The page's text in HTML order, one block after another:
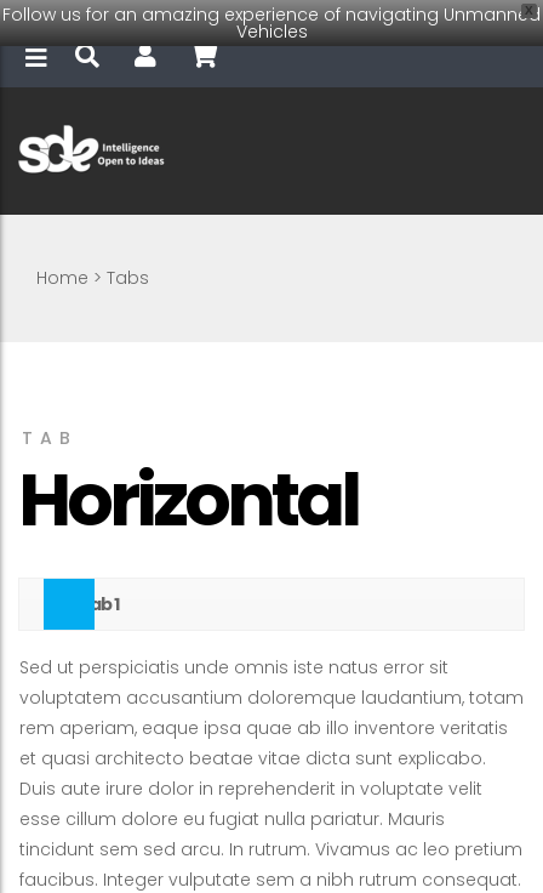
X
Follow us for an amazing experience of navigating Unmanned
Vehicles
Home > Tabs
Horizontal
TAB
Tab 1
Sed ut perspiciatis unde omnis iste natus error sit
voluptatem accusantium doloremque laudantium, totam
rem aperiam, eaque ipsa quae ab illo inventore veritatis
et quasi architecto beatae vitae dicta sunt explicabo.
Duis aute irure dolor in reprehenderit in voluptate velit
esse cillum dolore eu fugiat nulla pariatur. Mauris
tincidunt sem sed arcu. In rutrum. Vivamus ac leo pretium
faucibus. Integer vulputate sem a nibh rutrum consequat.